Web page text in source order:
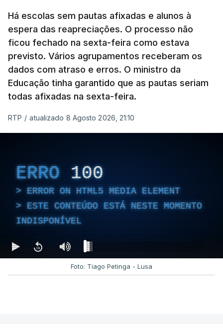
Há escolas sem pautas afixadas e alunos à
espera das reapreciações. O processo não
ficou fechado na sexta-feira como estava
previsto. Vários agrupamentos receberam os
dados com atraso e erros. O ministro da
Educação tinha garantido que as pautas seriam
todas afixadas na sexta-feira.
RTP / atualizado 8 Agosto 2026, 21:10
ERRO 100
ERROR ON HTML5 MEDIA ELEMENT
ESTE CONTEÚDO ESTÁ NESTE MOMENTO
INDISPONÍVEL
Foto: Tiago Petinga - Lusa